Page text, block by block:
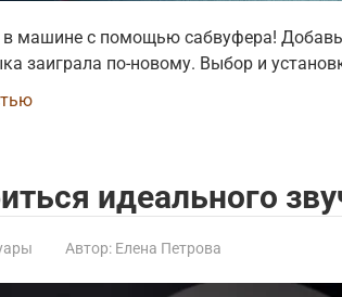
в машине с помощью сабвуфера!
заиграла по-новому. Выбор и
идеального
Автор: Елена Петрова